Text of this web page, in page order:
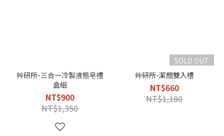
艸研所-三合一冷製液態皂禮
盒組
NT$900
NT$1,350
SOLD OUT
艸研所-潔顏雙入禮
NT$660
NT$1,180